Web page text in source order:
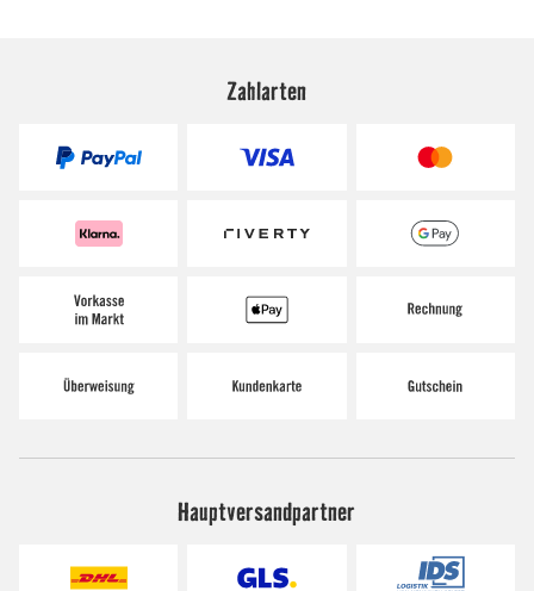
Zahlarten
Hauptversandpartner